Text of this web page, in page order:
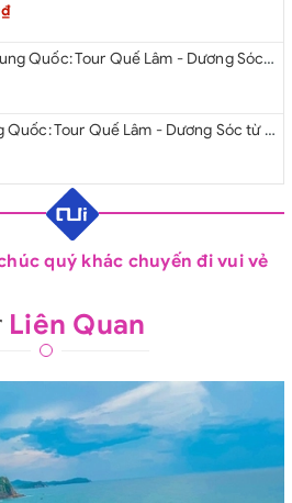
Khám phá Trung Quốc: Tour Quế Lâm - Dương Sóc từ Hà Nội 2026
Du lịch Trung Quốc: Tour Quế Lâm - Dương Sóc từ Hà Nội 2026
quý khác chuyến đi vui vẻ
Liên Quan